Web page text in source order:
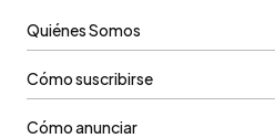
Quiénes Somos
Cómo suscribirse
Cómo anunciar